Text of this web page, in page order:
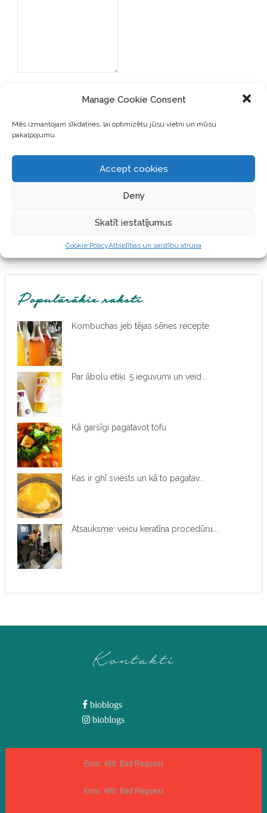
Manage Cookie Consent
Mēs izmantojam sīkdatnes, lai optimizētu jūsu vietni un mūsu
pakalpojumu.
Accept cookies
Deny
Skatīt iestatījumus
Cookie PolicyAtbildības un saistību atruna
E-PASTA ADRESI UN VIETNI
Populārākie raksti
Kombuchas jeb tējas sēnes recepte
Par ābolu etiķi. 5 ieguvumi un veid...
Kā garšīgi pagatavot tofu
Kas ir ghī sviests un kā to pagatav...
Atsauksme: veicu keratīna procedūru...
Kontakti
bioblogs
bioblogs
Error: 400: Bad Request
Error: 400: Bad Request